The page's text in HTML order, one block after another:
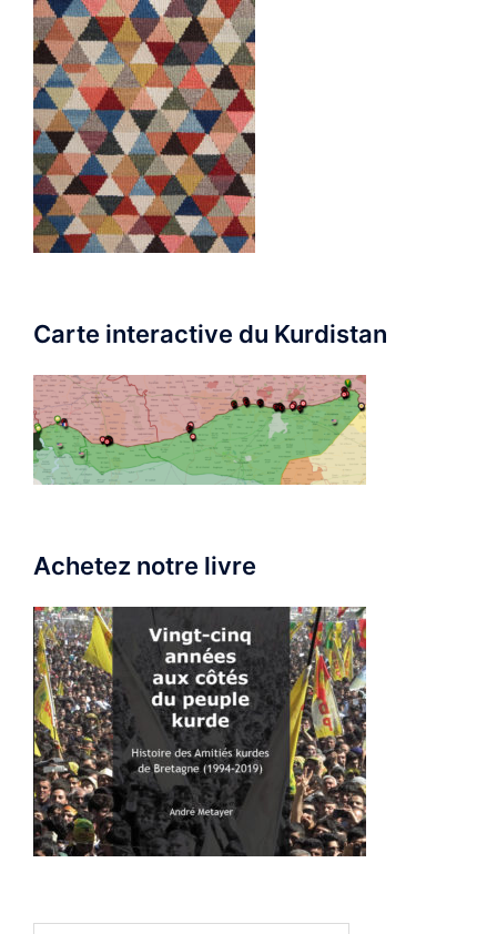
Carte interactive du Kurdistan
Achetez notre livre